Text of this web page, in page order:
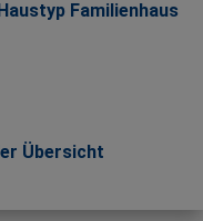
Familienhaus
Übersicht